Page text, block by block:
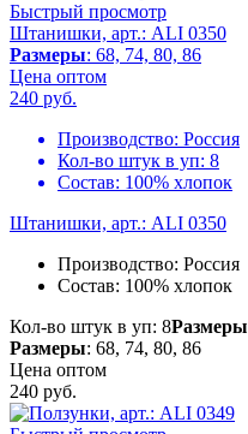
Быстрый просмотр
Штанишки, арт.: ALI 0350
Размеры: 68, 74, 80, 86
Цена оптом
240 руб.
Производство: Россия
Кол-во штук в уп: 8
Состав: 100% хлопок
Штанишки, арт.: ALI 0350
Производство: Россия
Состав: 100% хлопок
Кол-во штук в уп: 8Размеры
Размеры: 68, 74, 80, 86
Цена оптом
240 руб.